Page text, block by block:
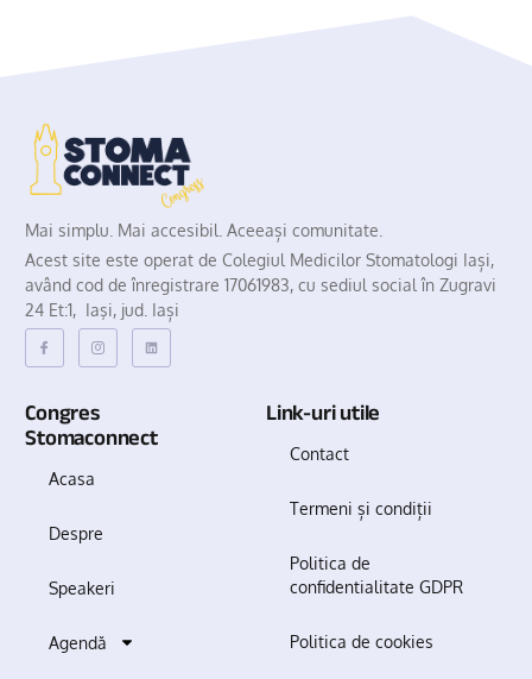
Mai simplu. Mai accesibil. Aceeași comunitate.
Acest site este operat de Colegiul Medicilor Stomatologi Iași,
având cod de înregistrare 17061983, cu sediul social în Zugravi
24 Et:1, Iaşi, jud. Iași
Congres
Stomaconnect
Acasa
Despre
Speakeri
Agendă
Link-uri utile
Contact
Termeni și condiții
Politica de
confidentialitate GDPR
Politica de cookies